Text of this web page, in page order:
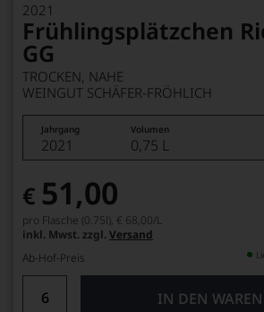
2021
Frühlingsplätzchen
GG
TROCKEN, NAHE
WEINGUT SCHÄFER-FRÖHLICH
Jahrgang Volumen
2021 0,75 L
€ 51,00
pro Flasche (0.75l), € 68,00/L
inkl. Mwst. zzgl. Versand
Ab-Hof-Preis
IN DEN